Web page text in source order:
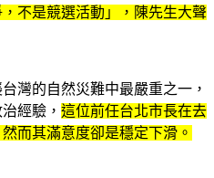
不是競選活動」，陳先生大聲
灣的自然災難中最嚴重之一，
經驗， 這位前任台北市長在去
而其滿意度卻是穩定下滑。